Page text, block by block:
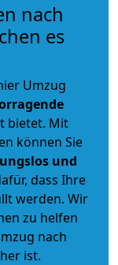
nach
es
Umzug
bietet. Mit
können Sie
und
dass Ihre
werden. Wir
zu helfen
nach
ist.